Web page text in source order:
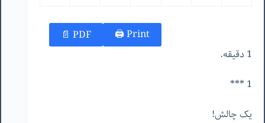
Print 🖨
PDF 📄
1 دقیقه.
1 ***
یک چالش!